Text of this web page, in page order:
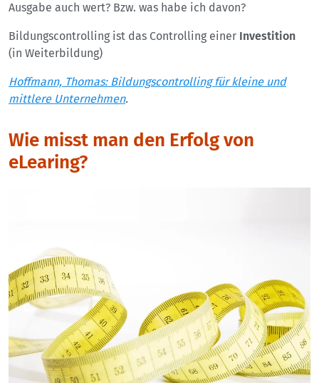
Ausgabe auch wert? Bzw. was habe ich davon?
Bildungscontrolling ist das Controlling einer Investition
(in Weiterbildung)
Hoffmann, Thomas: Bildungscontrolling für kleine und
mittlere Unternehmen.
Wie misst man den Erfolg von
eLearing?